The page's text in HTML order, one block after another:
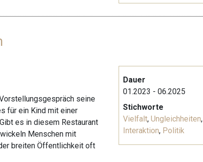
seine
für ein Kind mit einer
es in diesem Restaurant
Menschen mit
breiten Öffentlichkeit oft
Dauer
01.2023 - 06.2025
Stichworte
Vielfalt, Ungleichheiten,
Interaktion, Politik